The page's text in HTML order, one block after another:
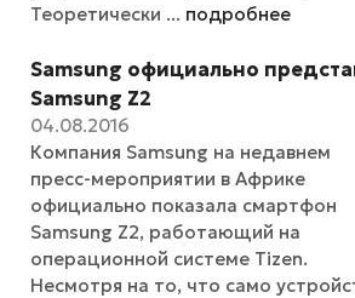
Теоретически ... подробнее
Samsung официально
Samsung Z2
04.08.2016
Компания Samsung на недавнем
пресс-мероприятии в Африке
официально показала смартфон
Samsung Z2, работающий на
операционной системе Tizen.
Несмотря на то, что само